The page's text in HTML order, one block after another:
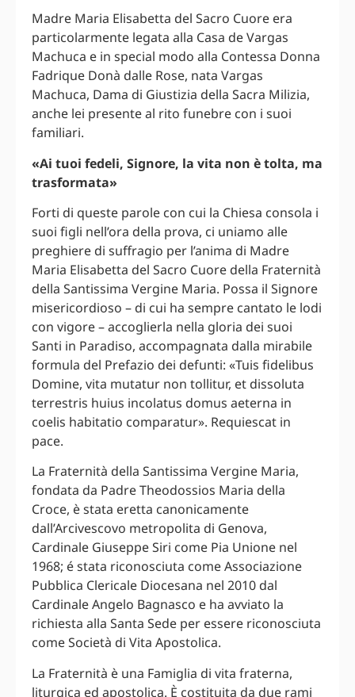
Madre Maria Elisabetta del Sacro Cuore era
particolarmente legata alla Casa de Vargas
Machuca e in special modo alla Contessa Donna
Fadrique Donà dalle Rose, nata Vargas
Machuca, Dama di Giustizia della Sacra Milizia,
anche lei presente al rito funebre con i suoi
familiari.
«Ai tuoi fedeli, Signore, la vita non è tolta, ma
trasformata»
Forti di queste parole con cui la Chiesa consola i
suoi figli nell’ora della prova, ci uniamo alle
preghiere di suffragio per l’anima di Madre
Maria Elisabetta del Sacro Cuore della Fraternità
della Santissima Vergine Maria. Possa il Signore
misericordioso – di cui ha sempre cantato le lodi
con vigore – accoglierla nella gloria dei suoi
Santi in Paradiso, accompagnata dalla mirabile
formula del Prefazio dei defunti: «Tuis fidelibus
Domine, vita mutatur non tollitur, et dissoluta
terrestris huius incolatus domus aeterna in
coelis habitatio comparatur». Requiescat in
pace.
La Fraternità della Santissima Vergine Maria,
fondata da Padre Theodossios Maria della
Croce, è stata eretta canonicamente
dall’Arcivescovo metropolita di Genova,
Cardinale Giuseppe Siri come Pia Unione nel
1968; é stata riconosciuta come Associazione
Pubblica Clericale Diocesana nel 2010 dal
Cardinale Angelo Bagnasco e ha avviato la
richiesta alla Santa Sede per essere riconosciuta
come Società di Vita Apostolica.
La Fraternità è una Famiglia di vita fraterna,
liturgica ed apostolica. È costituita da due rami